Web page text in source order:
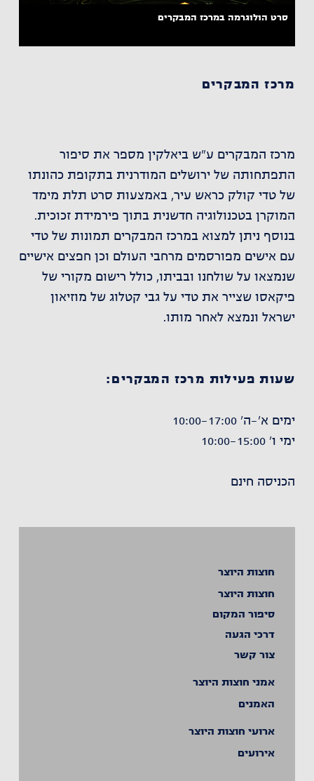
סרט הולוגרמה במרכז המבקרים
מרכז המבקרים
מרכז המבקרים ע"ש ביאלקין מספר את סיפור
התפתחותה של ירושלים המודרנית בתקופת כהונתו
של טדי קולק כראש עיר, באמצעות סרט תלת מימד
המוקרן בטכנולוגיה חדשנית בתוך פירמידת זכוכית.
בנוסף ניתן למצוא במרכז המבקרים תמונות של טדי
עם אישים מפורסמים מרחבי העולם וכן חפצים אישיים
שנמצאו על שולחנו ובביתו, כולל רישום מקורי של
פיקאסו שצייר את טדי על גבי קטלוג של מוזיאון
ישראל ונמצא לאחר מותו.
שעות פעילות מרכז המבקרים:
ימים א'-ה' 10:00-17:00
ימי ו' 10:00-15:00
הכניסה חינם
חוצות היוצר
חוצות היוצר
סיפור המקום
דרכי הגעה
צור קשר
אמני חוצות היוצר
האמנים
ארועי חוצות היוצר
אירועים